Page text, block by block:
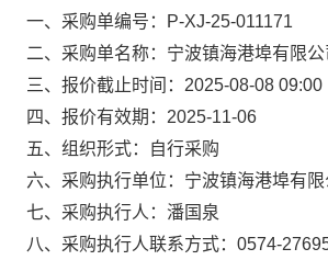
一、采购单编号：
P-XJ-25-011171
二、采购单名称： 宁波镇海港埠有限
三、报价截止时间： 2025-08-08 09:00
四、报价有效期： 2025-11-06
五、组织形式：
自行采购
六、采购执行单位： 宁波镇海港埠有限
七、采购执行人： 潘国泉
八、采购执行人联系方式： 0574-